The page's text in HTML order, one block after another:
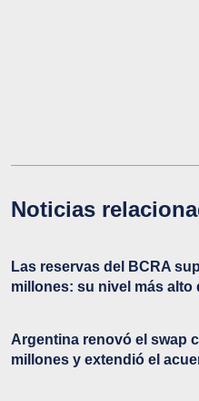
Noticias
Las reservas del BCRA
millones: su nivel más alto
Argentina renovó el swap
millones y extendió el